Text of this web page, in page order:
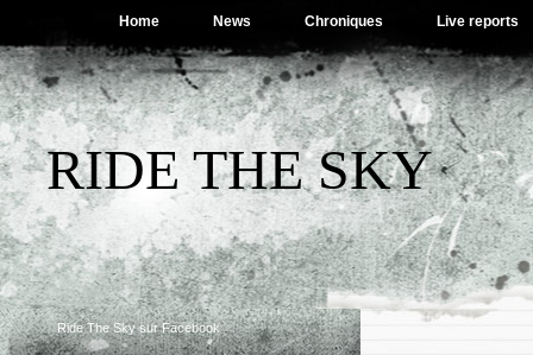
Home News Chroniques Live reports
RIDE THE SKY
Ride The Sky sur Facebook